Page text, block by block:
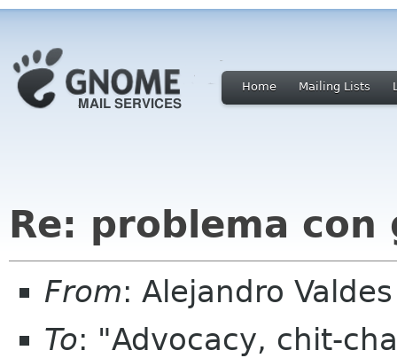
Home Mailing Lists
Re: problema con
From: Alejandro
To: "Advocacy, chit-